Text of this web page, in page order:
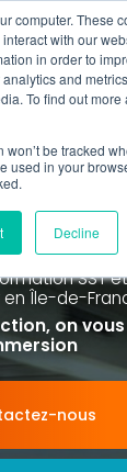
computer. These
with our
in order to
and
To find out
be tracked
used in your
Decline
SST
en Île-de-
on
nous